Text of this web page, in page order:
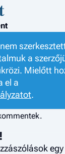
a
Mielőtt
el a
.